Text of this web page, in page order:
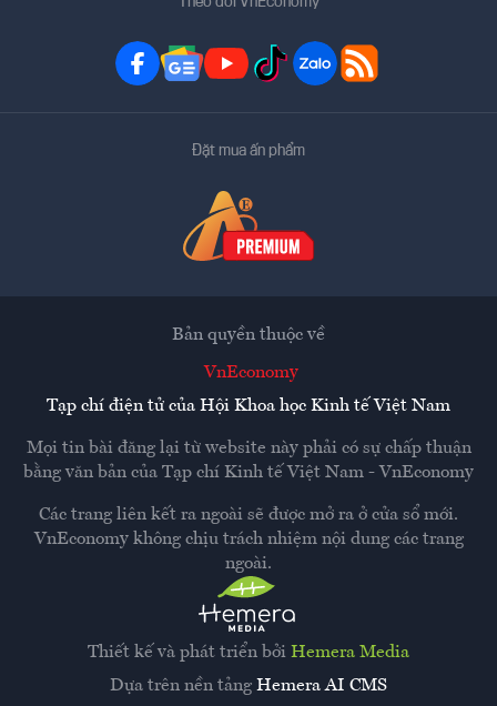
Đặt mua ấn phẩm
Thiết kế và phát triển bởi Hemera Media
Dựa trên nền tảng Hemera AI CMS
Bản quyền thuộc về
VnEconomy
Tạp chí điện tử của Hội Khoa học Kinh tế Việt Nam
Mọi tin bài đăng lại từ website này phải có sự chấp thuận
bằng văn bản của Tạp chí Kinh tế Việt Nam - VnEconomy
Các trang liên kết ra ngoài sẽ được mở ra ở cửa sổ mới.
VnEconomy không chịu trách nhiệm nội dung các trang
ngoài.